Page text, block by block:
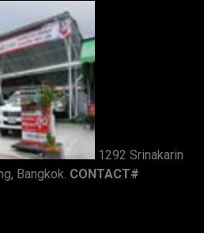
1292 Srinakarin
Bangkok. CONTACT#